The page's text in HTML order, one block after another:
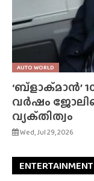
AUTO WORLD
‘ബ്‌ളാക്‌മാൻ’
വർഷം
വ്യക്‌തിത്വം
Wed, Jul 29, 2026
ENTERTAINMENT